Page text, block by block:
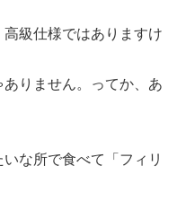
級仕様ではありますけ
りません。ってか、あ
な所で食べて「フィリ